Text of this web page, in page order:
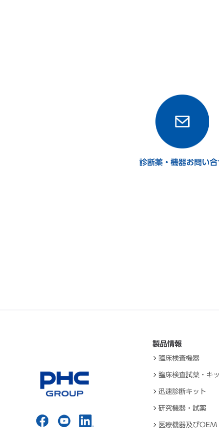
診断薬・機器お問い合
製品情報
臨床検査機器
臨床検査試薬・キ
迅速診断キット
研究機器・試薬
医療機器及び